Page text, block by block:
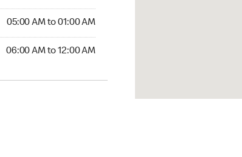
05:00 AM to 01:00 AM
06:00 AM to 12:00 AM